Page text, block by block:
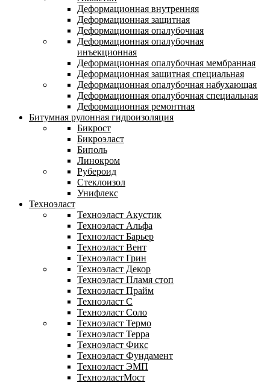
Деформационная внутренняя
Деформационная защитная
Деформационная опалубочная
Деформационная опалубочная
инъекционная
Деформационная опалубочная мембранная
Деформационная защитная специальная
Деформационная опалубочная набухающая
Деформационная опалубочная специальная
Деформационная ремонтная
Битумная рулонная гидроизоляция
Бикрост
Бикроэласт
Биполь
Линокром
Рубероид
Стеклоизол
Унифлекс
Техноэласт
Техноэласт Акустик
Техноэласт Альфа
Техноэласт Барьер
Техноэласт Вент
Техноэласт Грин
Техноэласт Декор
Техноэласт Пламя стоп
Техноэласт Прайм
Техноэласт С
Техноэласт Соло
Техноэласт Термо
Техноэласт Терра
Техноэласт Фикс
Техноэласт Фундамент
Техноэласт ЭМП
ТехноэластМост